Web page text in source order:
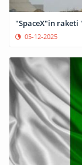
"SpaceX"in raketi
05-12-2025